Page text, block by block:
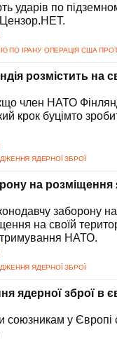
ударів по
Цензор.НЕТ.
ПО ІРАНУ ОПЕРАЦІЯ США
розмістить на
член НАТО
крок буцімто
ЯДЕРНОЇ ЗБРОЇ
на розміщення
заборону
на своїй
НАТО.
ЯДЕРНОЇ ЗБРОЇ
ядерної зброї в
у Європі